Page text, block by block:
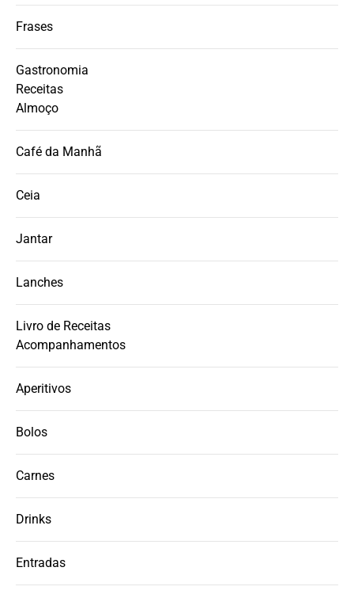
Frases
Gastronomia
Receitas
Almoço
Café da Manhã
Ceia
Jantar
Lanches
Livro de Receitas
Acompanhamentos
Aperitivos
Bolos
Carnes
Drinks
Entradas